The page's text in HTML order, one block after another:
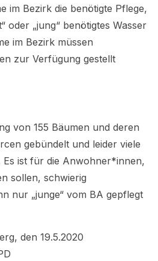
im Bezirk die benötigte Pflege,
oder „jung“ benötigtes Wasser
im Bezirk müssen
zur Verfügung gestellt
von 155 Bäumen und deren
gebündelt und leider viele
Es ist für die Anwohner*innen,
sollen, schwierig
nur „junge“ vom BA gepflegt
den 19.5.2020